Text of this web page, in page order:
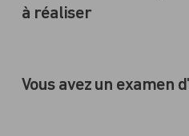
à réaliser
Vous avez un examen